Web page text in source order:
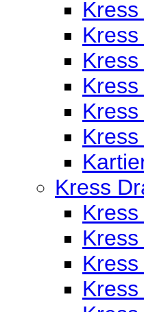
Kress